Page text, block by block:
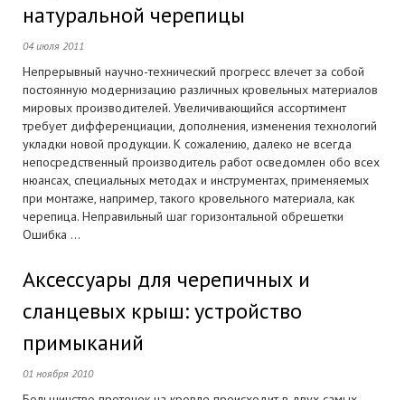
натуральной черепицы
04 июля 2011
Непрерывный научно-технический прогресс влечет за собой
постоянную модернизацию различных кровельных материалов
мировых производителей. Увеличивающийся ассортимент
требует дифференциации, дополнения, изменения технологий
укладки новой продукции. К сожалению, далеко не всегда
непосредственный производитель работ осведомлен обо всех
нюансах, специальных методах и инструментах, применяемых
при монтаже, например, такого кровельного материала, как
черепица. Неправильный шаг горизонтальной обрешетки
Ошибка ...
Аксессуары для черепичных и
сланцевых крыш: устройство
примыканий
01 ноября 2010